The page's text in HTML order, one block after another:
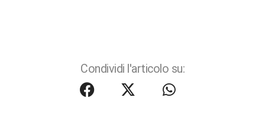
Condividi l'articolo su: